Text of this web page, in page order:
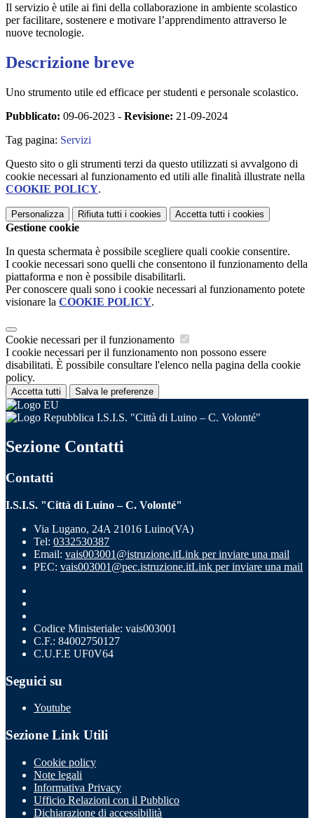
Il servizio è utile ai fini della collaborazione in ambiente scolastico
per facilitare, sostenere e motivare l’apprendimento attraverso le
nuove tecnologie.
Descrizione breve
Uno strumento utile ed efficace per studenti e personale scolastico.
Pubblicato: 09-06-2023 - Revisione: 21-09-2024
Tag pagina: Servizi
Questo sito o gli strumenti terzi da questo utilizzati si avvalgono di
cookie necessari al funzionamento ed utili alle finalità illustrate nella
COOKIE POLICY.
Personalizza Rifiuta tutti i cookies Accetta tutti i cookies
Gestione cookie
In questa schermata è possibile scegliere quali cookie consentire.
I cookie necessari sono quelli che consentono il funzionamento della
piattaforma e non è possibile disabilitarli.
Per conoscere quali sono i cookie necessari al funzionamento potete
visionare la COOKIE POLICY.
Cookie necessari per il funzionamento
I cookie necessari per il funzionamento non possono essere
disabilitati. È possibile consultare l'elenco nella pagina della cookie
policy.
Accetta tutti Salva le preferenze
I.S.I.S. "Città di Luino – C. Volonté"
Sezione Contatti
Contatti
I.S.I.S. "Città di Luino – C. Volonté"
Via Lugano, 24A 21016 Luino(VA)
Tel: 0332530387
Email: vais003001@istruzione.itLink per inviare una mail
PEC: vais003001@pec.istruzione.itLink per inviare una mail
Codice Ministeriale: vais003001
C.F.: 84002750127
C.U.F.E UF0V64
Seguici su
Youtube
Sezione Link Utili
Cookie policy
Note legali
Informativa Privacy
Ufficio Relazioni con il Pubblico
Dichiarazione di accessibilità